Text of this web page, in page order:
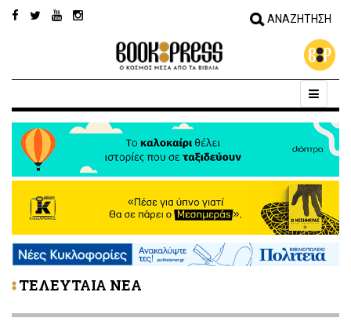
ΤΕΛΕΥΤΑΙΑ ΝΕΑ